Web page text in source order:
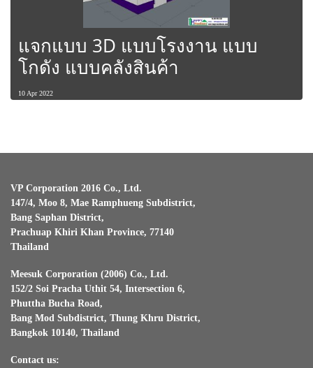
แจกแบบ 3D แบบโรงงาน แบบ
โกดัง แบบคลังสินค้า
10 Apr 2022
VP Corporation 2016 Co., Ltd.
147/4, Moo 8, Mae Ramphueng Subdistrict,
Bang Saphan District,
Prachuap Khiri Khan Province, 77140
Thailand
Meesuk Corporation (2006) Co., Ltd.
152/2 Soi Pracha Uthit 54, Intersection 6,
Phuttha Bucha Road,
Bang Mod Subdistrict, Thung Khru District,
Bangkok 10140, Thailand
Contact us: